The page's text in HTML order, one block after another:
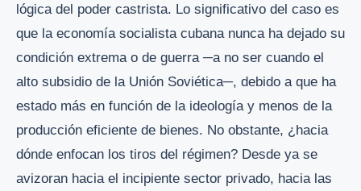
lógica del poder castrista. Lo significativo del caso es
que la economía socialista cubana nunca ha dejado su
condición extrema o de guerra ─a no ser cuando el
alto subsidio de la Unión Soviética─, debido a que ha
estado más en función de la ideología y menos de la
producción eficiente de bienes. No obstante, ¿hacia
dónde enfocan los tiros del régimen? Desde ya se
avizoran hacia el incipiente sector privado, hacia las